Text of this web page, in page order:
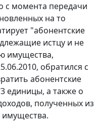
с момента передачи
на то
"абонентские
истцу и не
имущества,
обратился с
абонентские
единицы, а также о
полученных из
имущества.